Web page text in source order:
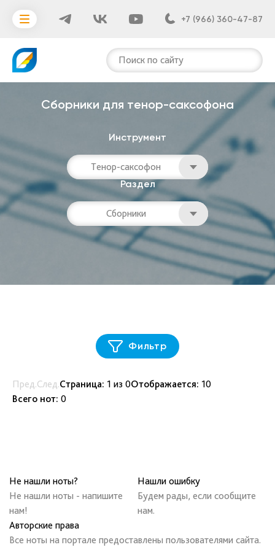
+7 (966) 360-47-87
Поиск по сайту
Сборники для тенор-саксофона
Инструмент
Тенор-саксофон
Раздел
Сборники
Фильтр
Пред.След.Страница: 1 из 0Отображается: 10
Всего нот: 0
Не нашли ноты?
Не нашли ноты - напишите
нам!
Нашли ошибку
Будем рады, если сообщите
нам.
Авторские права
Все ноты на портале предоставлены пользователями сайта.